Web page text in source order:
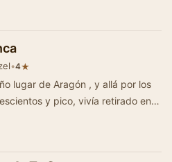
•4★
lugar de Aragón , y allá por los
y pico, vivía retirado en